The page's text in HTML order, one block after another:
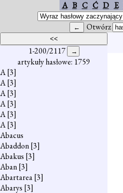
A B C Ć D E
Otwórz
1-200/2117
artykuły hasłowe: 1759
A[3]
A[3]
A[3]
A[3]
A[3]
A[3]
Abacus
Abaddon[3]
Abakus [3]
Aban[3]
Abartarea[3]
Abarys [3]